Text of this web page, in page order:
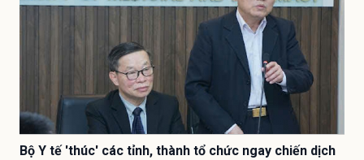
Bộ Y tế 'thúc' các tỉnh, thành tổ chức ngay chiến dịch